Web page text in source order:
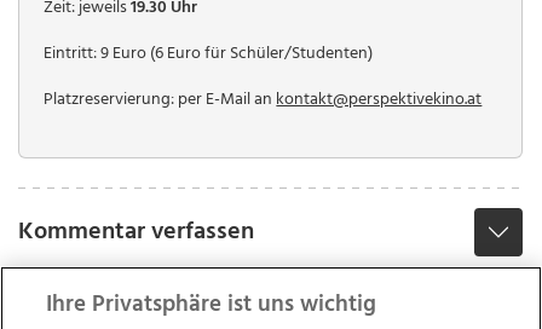
Zeit: jeweils19.30 Uhr
Eintritt: 9 Euro (6 Euro für Schüler/Studenten)
Platzreservierung: per E-Mail ankontakt@perspektivekino.at
Kommentar verfassen
Ihre Privatsphäre ist uns wichtig